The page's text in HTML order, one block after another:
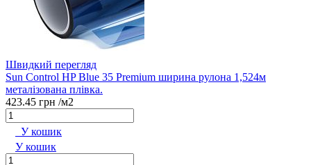
Швидкий перегляд
Sun Control HP Blue 35 Premium ширина рулона 1,524м
металізована плівка.
423.45 грн /м2
У кошик
У кошик